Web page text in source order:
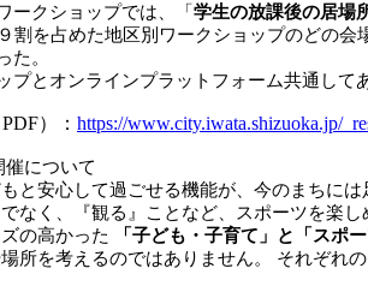
ークショップでは、「 学生の放課後の居場
割を占めた地区別ワークショップのどの会
た。
プとオンラインプラットフォーム共通して
）： https://www.city.iwata.shizuoka.jp/
について
と安心して過ごせる機能が、今のまちに
なく、『観る』ことなど、スポーツを楽
の高かった
「子ども・子育て」と「スポー
所を考えるのではありません。 それぞれ